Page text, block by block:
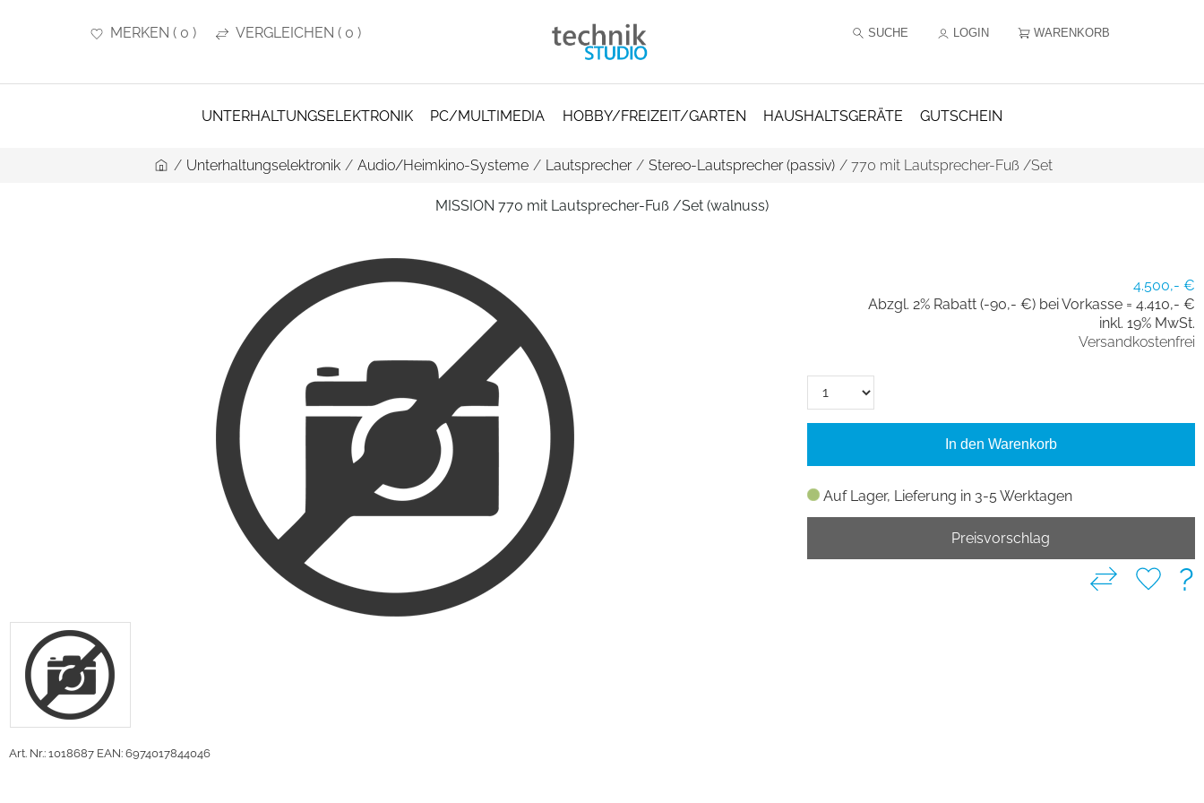
MERKEN ( 0 ) VERGLEICHEN ( 0 ) SUCHE LOGIN WARENKORB
UNTERHALTUNGSELEKTRONIK PC/MULTIMEDIA HOBBY/FREIZEIT/GARTEN HAUSHALTSGERÄTE GUTSCHEIN
/ Unterhaltungselektronik / Audio/Heimkino-Systeme / Lautsprecher/ Stereo-Lautsprecher (passiv) / 770 mit Lautsprecher-Fuß /Set
MISSION 770 mit Lautsprecher-Fuß /Set (walnuss)
Art. Nr.: 1018687 EAN: 6974017844046
4.500,- €
Abzgl. 2% Rabatt (-90,- €) bei Vorkasse = 4.410,- €
inkl. 19% MwSt.
Versandkostenfrei
Auf Lager, Lieferung in 3-5 Werktagen
In den Warenkorb
Preisvorschlag
?